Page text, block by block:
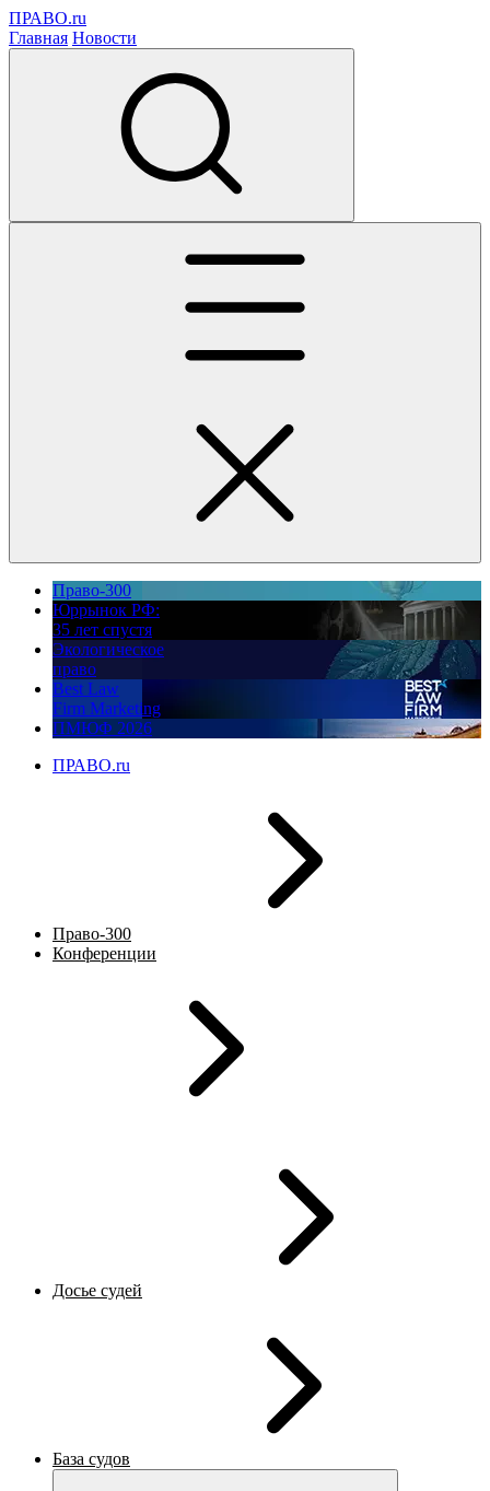
ПРАВО.ru
Главная Новости
Право-300
Юррынок РФ:
35 лет спустя
Экологическое
право
Best Law
Firm Marketing
ПМЮФ 2026
ПРАВО.ru
Право-300
Конференции
Досье судей
База судов